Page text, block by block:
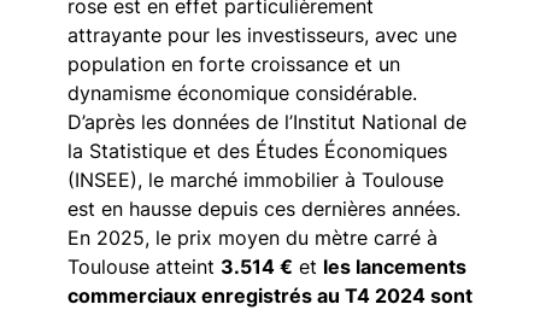
rose est en effet particulièrement
attrayante pour les investisseurs, avec une
population en forte croissance et un
dynamisme économique considérable.
D’après les données de l’Institut National de
la Statistique et des Études Économiques
(INSEE), le marché immobilier à Toulouse
est en hausse depuis ces dernières années.
En 2025, le prix moyen du mètre carré à
Toulouse atteint 3.514 € et les lancements
commerciaux enregistrés au T4 2024 sont